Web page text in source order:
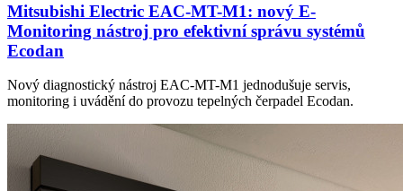
Mitsubishi Electric EAC-MT-M1: nový E-
Monitoring nástroj pro efektivní správu systémů
Ecodan
Nový diagnostický nástroj EAC-MT-M1 jednodušuje servis,
monitoring i uvádění do provozu tepelných čerpadel Ecodan.